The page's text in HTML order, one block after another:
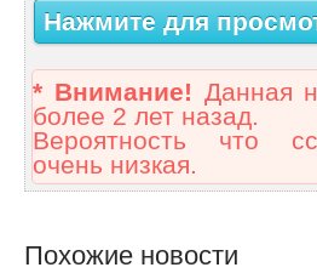
Нажмите для
* Внимание! Данная
более 2 лет назад.
Вероятность что
очень низкая.
Похожие новости